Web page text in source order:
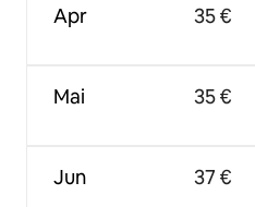
Apr
Mai
Jun
35 €
35 €
37 €